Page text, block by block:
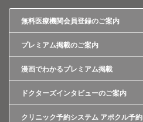
無料医療機関会員登録のご案内
プレミアム掲載のご案内
漫画でわかるプレミアム掲載
ドクターズインタビューのご案内
クリニック予約システム アポクル予約